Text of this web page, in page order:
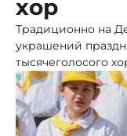
хор
Традиционно на
украшений
тысячеголосого